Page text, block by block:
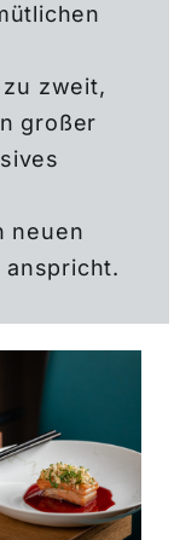
zweit,
großer
neuen
anspricht.